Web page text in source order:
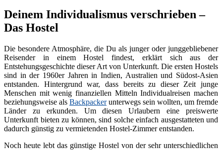
Deinem Individualismus verschrieben –
Das Hostel
Die besondere Atmosphäre, die Du als junger oder junggebliebener
Reisender in einem Hostel findest, erklärt sich aus der
Entstehungsgeschichte dieser Art von Unterkunft. Die ersten Hostels
sind in der 1960er Jahren in Indien, Australien und Südost-Asien
entstanden. Hintergrund war, dass bereits zu dieser Zeit junge
Menschen mit wenig finanziellen Mitteln Individualreisen machen
beziehungsweise als Backpackerunterwegs sein wollten, um fremde
Länder zu erkunden. Um diesen Urlaubern eine preiswerte
Unterkunft bieten zu können, sind solche einfach ausgestatteten und
dadurch günstig zu vermietenden Hostel-Zimmer entstanden.
Noch heute lebt das günstige Hostel von der sehr unterschiedlichen